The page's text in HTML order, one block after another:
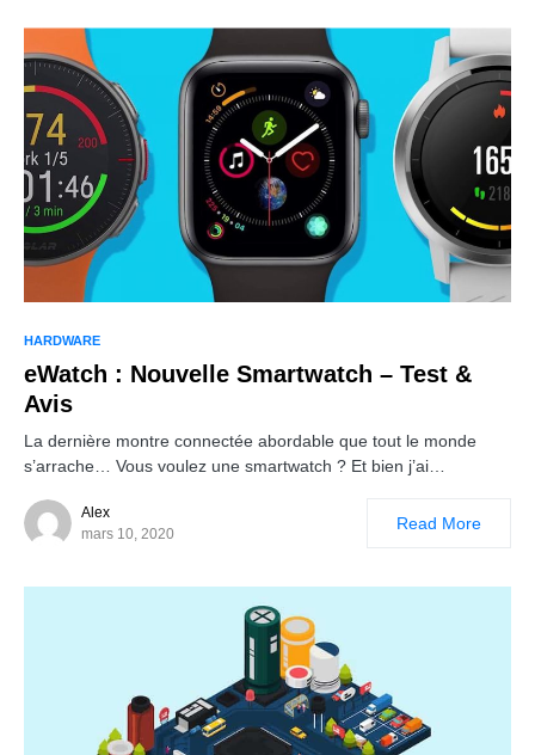
HARDWARE
eWatch : Nouvelle Smartwatch – Test &
Avis
La dernière montre connectée abordable que tout le monde
s’arrache… Vous voulez une smartwatch ? Et bien j’ai…
Alex
mars 10, 2020
Read More